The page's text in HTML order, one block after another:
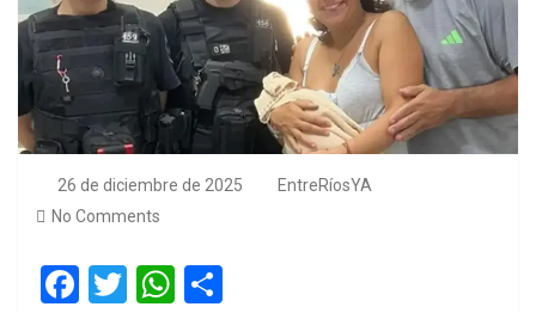
26 de diciembre de 2025
EntreRíosYA
No Comments
F
T
W